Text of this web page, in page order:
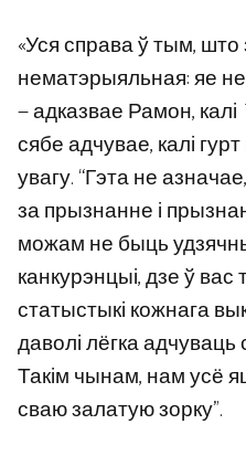
«Уся справа ў тым,
нематэрыяльная: яе не
— адказвае Рамон, калі
сябе адчувае, калі
увагу. “Гэта не
за прызнанне і
можам не быць
канкурэнцыі, дзе ў
статыстыкі кожнага
даволі лёгка
Такім чынам, нам усё
сваю залатую зорку”.